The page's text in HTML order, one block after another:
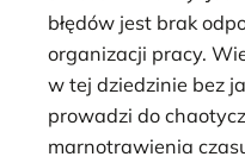
błędów jest brak
organizacji pracy.
w tej dziedzinie bez
prowadzi do
marnotrawienia